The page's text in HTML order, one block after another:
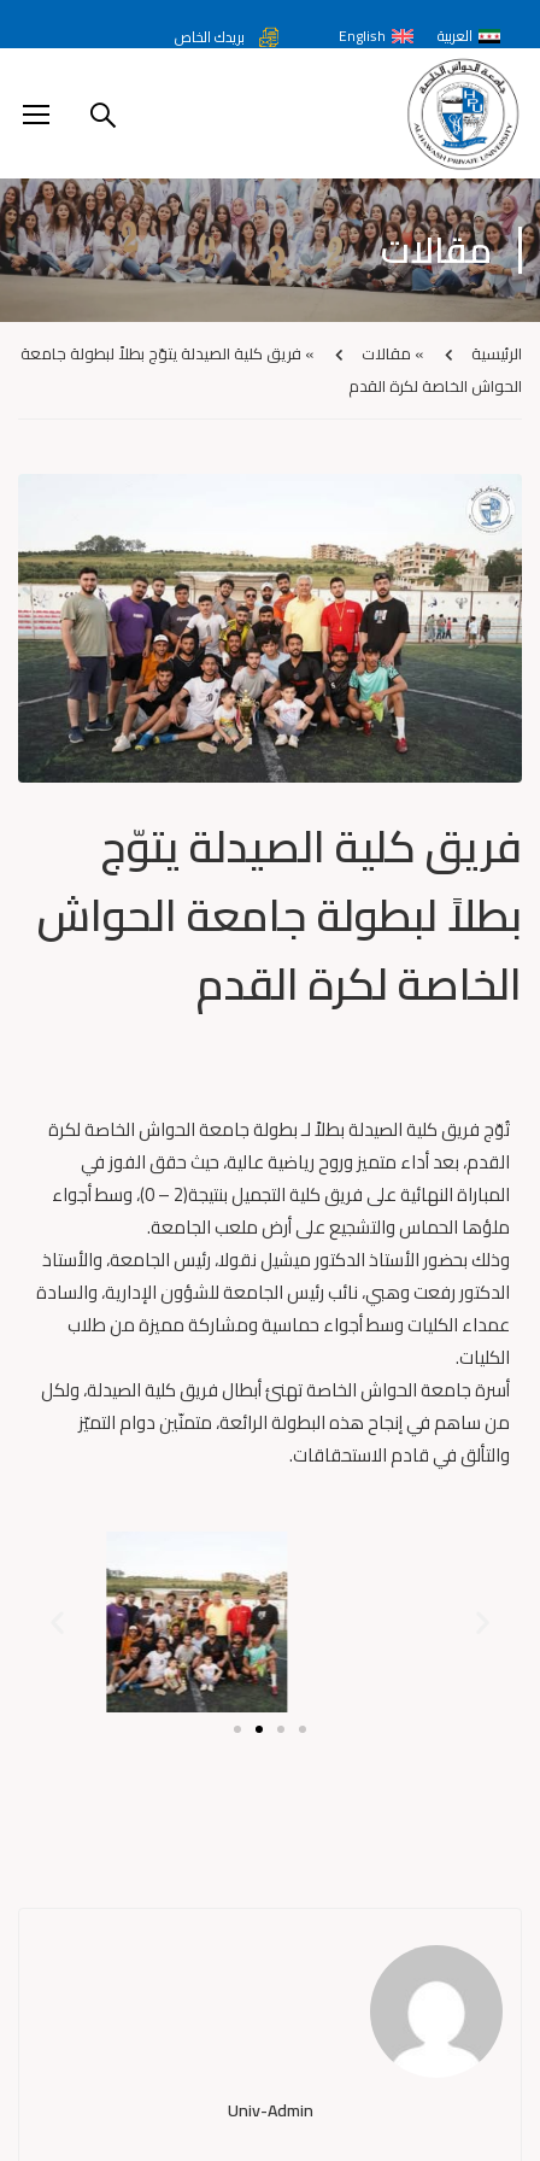
العربية English بريدك الخاص
مقالات
الرئيسية » مقالات » فريق كلية الصيدلة يتوّج بطلاً لبطولة جامعة
الحواش الخاصة لكرة القدم
فريق كلية الصيدلة يتوّج
بطلاً لبطولة جامعة الحواش
الخاصة لكرة القدم
تُوّج فريق كلية الصيدلة بطلاً لـ بطولة جامعة الحواش الخاصة لكرة
القدم، بعد أداء متميز وروح رياضية عالية، حيث حقق الفوز في
المباراة النهائية على فريق كلية التجميل بنتيجة(2 – 0)، وسط أجواء
ملؤها الحماس والتشجيع على أرض ملعب الجامعة.
وذلك بحضور الأستاذ الدكتور ميشيل نقولا، رئيس الجامعة، والأستاذ
الدكتور رفعت وهبي، نائب رئيس الجامعة للشؤون الإدارية، والسادة
عمداء الكليات وسط أجواء حماسية ومشاركة مميزة من طلاب
الكليات.
أسرة جامعة الحواش الخاصة تهنئ أبطال فريق كلية الصيدلة، ولكل
من ساهم في إنجاح هذه البطولة الرائعة، متمنّين دوام التميّز
والتألق في قادم الاستحقاقات.
Univ-Admin